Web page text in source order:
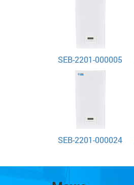
SEB-2201-000005
SEB-2201-000024